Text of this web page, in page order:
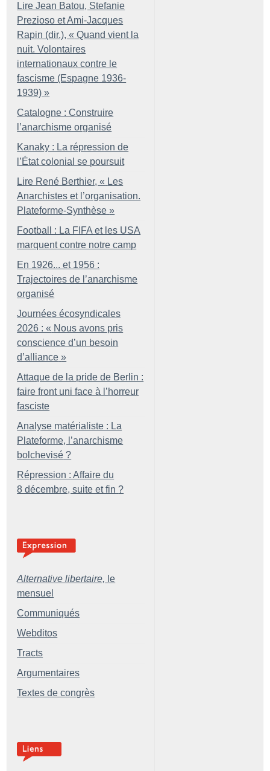
Lire Jean Batou, Stefanie
Prezioso et Ami-Jacques
Rapin (dir.), « Quand vient la
nuit. Volontaires
internationaux contre le
fascisme (Espagne 1936-
1939) »
Catalogne : Construire
l’anarchisme organisé
Kanaky : La répression de
l’État colonial se poursuit
Lire René Berthier, « Les
Anarchistes et l’organisation.
Plateforme-Synthèse »
Football : La FIFA et les USA
marquent contre notre camp
En 1926... et 1956 :
Trajectoires de l’anarchisme
organisé
Journées écosyndicales
2026 : « Nous avons pris
conscience d’un besoin
d’alliance »
Attaque de la pride de Berlin :
faire front uni face à l’horreur
fasciste
Analyse matérialiste : La
Plateforme, l’anarchisme
bolchevisé ?
Répression : Affaire du
8 décembre, suite et fin ?
Alternative libertaire, le
mensuel
Communiqués
Webditos
Tracts
Argumentaires
Textes de congrès